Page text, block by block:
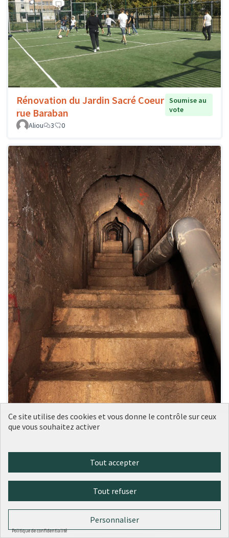
Rénovation du Jardin Sacré Coeur
rue Baraban
Soumise au
vote
Aliou
3 0
Une visite virtuelle du mystérieux
réseau souterrain des Arêtes de
au vote
Antonin 4 1
Ce site utilise des cookies et vous donne le contrôle sur ceux
que vous souhaitez activer
Tout accepter
Tout refuser
Personnaliser
Politique de confidentialité